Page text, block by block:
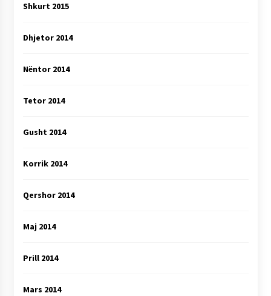
Shkurt 2015
Dhjetor 2014
Nëntor 2014
Tetor 2014
Gusht 2014
Korrik 2014
Qershor 2014
Maj 2014
Prill 2014
Mars 2014